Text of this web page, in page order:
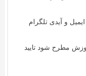
و آیدی تلگرام
مطرح شود تایید